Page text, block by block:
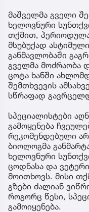
მაშველმა გველი
ხელოვნური
თქმით,
მსუბუქად
განმავლობაში
გველმა მოძრაობა
ცოტა ხანში
შემთხვევის
სწრაფად
სპეციალისტები
გამოყენება
რეკომენდებული
ბიოლოგმა
ხელოვნური
ცოდნასა და
მოითხოვს. მისი
გზები ძალიან
როგორც წესი,
გამოიყენება.